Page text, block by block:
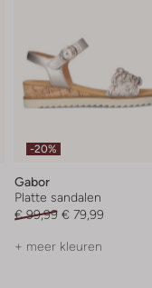
-20%
Gabor
Platte sandalen
€ 99,99 € 79,99
+ meer kleuren